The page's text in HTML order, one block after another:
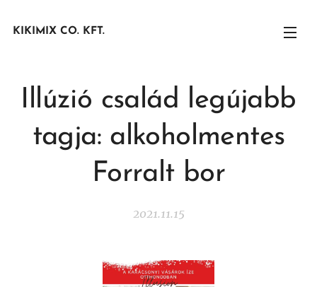
KIKIMIX CO. KFT.
Illúzió család legújabb
tagja: alkoholmentes
Forralt bor
2021.11.15